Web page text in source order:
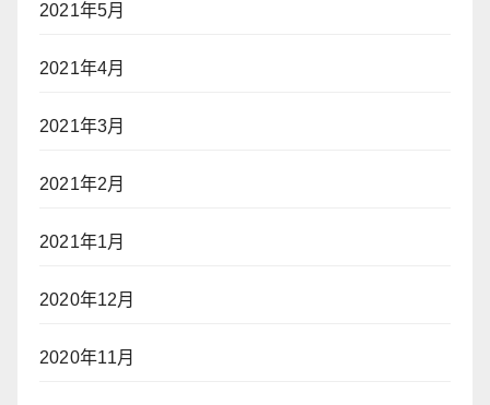
2021年5月
2021年4月
2021年3月
2021年2月
2021年1月
2020年12月
2020年11月